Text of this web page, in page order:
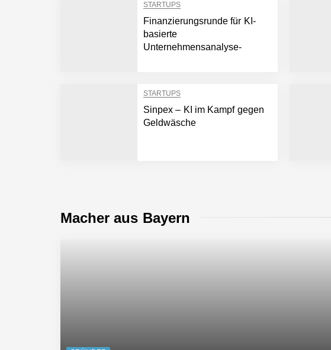
STARTUPS
Finanzierungsrunde für KI-
basierte
Unternehmensanalyse-
STARTUPS
Sinpex – KI im Kampf gegen
Geldwäsche
Macher aus Bayern